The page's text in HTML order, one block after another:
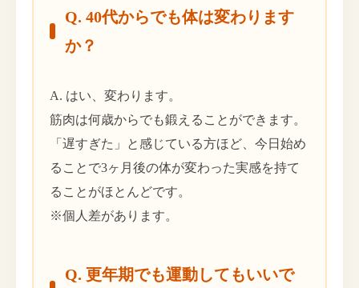
Q. 40代からでも体は変わります
か？
A. はい、変わります。
筋肉は何歳からでも鍛えることができます。
「遅すぎた」と感じている方ほど、今日始め
ることで3ヶ月後の体が変わった実感を持て
ることがほとんどです。
※個人差があります。
Q. 更年期でも運動してもいいで